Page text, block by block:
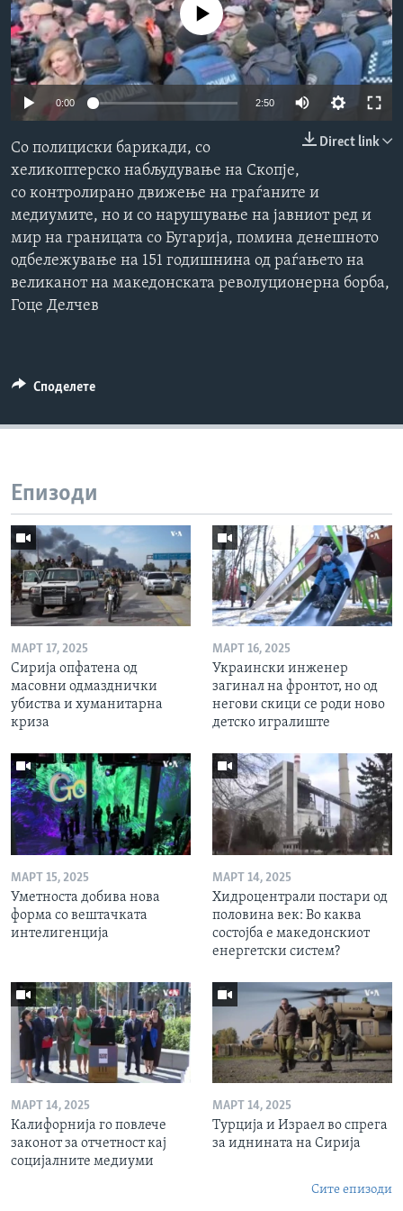
ИНТЕРВЈУА
Јазици
No media source currently available
0:00 2:50
Direct link
Со полициски барикади, со
хеликоптерско набљудување на Скопје,
со контролирано движење на граѓаните и
медиумите, но и со нарушување на јавниот ред и
мир на границата со Бугарија, помина денешното
одбележување на 151 годишнина од раѓањето на
великанот на македонската револуционерна борба,
Гоце Делчев
Споделете
Епизоди
МАРТ 17, 2025
Сирија опфатена од
масовни одмазднички
убиства и хуманитарна
криза
МАРТ 16, 2025
Украински инженер
загинал на фронтот, но од
негови скици се роди ново
детско игралиште
МАРТ 15, 2025
Уметноста добива нова
форма со вештачката
интелигенција
МАРТ 14, 2025
Хидроцентрали постари од
половина век: Во каква
состојба е македонскиот
енергетски систем?
МАРТ 14, 2025
Калифорнија го повлече
законот за отчетност кај
социјалните медиуми
МАРТ 14, 2025
Турција и Израел во спрега
за иднината на Сирија
Сите епизоди